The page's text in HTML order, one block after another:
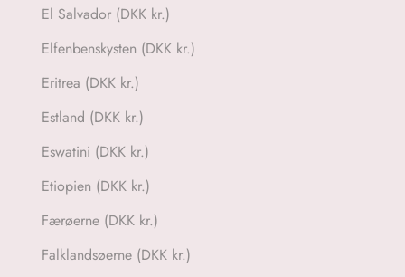
El Salvador (DKK kr.)
Elfenbenskysten (DKK kr.)
Eritrea (DKK kr.)
Estland (DKK kr.)
Eswatini (DKK kr.)
Etiopien (DKK kr.)
Færøerne (DKK kr.)
Falklandsøerne (DKK kr.)